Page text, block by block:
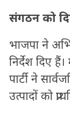
संगठन को
भाजपा ने
निर्देश दिए
पार्टी ने
उत्पादों को